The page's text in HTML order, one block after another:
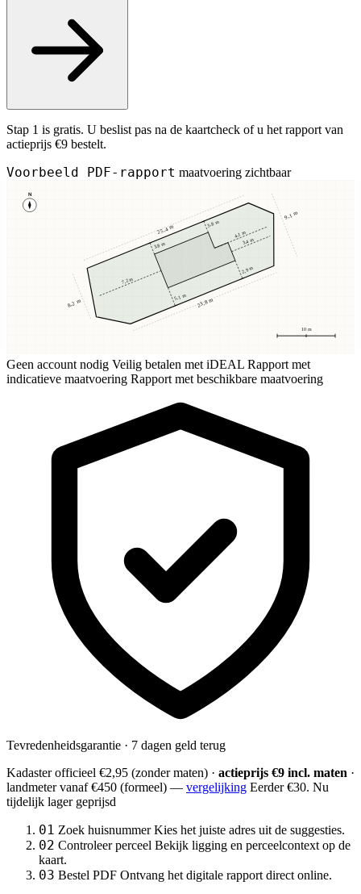
Stap 1 is gratis. U beslist pas na de kaartcheck of u het rapport van
actieprijs €9 bestelt.
Voorbeeld PDF-rapport maatvoering zichtbaar
N
10 m
3,8 m
3,8 m
5,1 m
2,9 m
7,2 m
3,4 m
4,1 m
25,4 m
23,8 m
8,2 m
9,1 m
Geen account nodig Veilig betalen met iDEAL Rapport met
indicatieve maatvoering Rapport met beschikbare maatvoering
Tevredenheidsgarantie · 7 dagen geld terug
Kadaster officieel €2,95 (zonder maten) · actieprijs €9 incl. maten ·
landmetervanaf €450 (formeel) — vergelijking Eerder €30. Nu
tijdelijk lager geprijsd
01 Zoek huisnummer Kies het juiste adres uit de suggesties.
02 Controleer perceel Bekijk ligging en perceelcontext op de
kaart.
03 Bestel PDF Ontvang het digitale rapport direct online.